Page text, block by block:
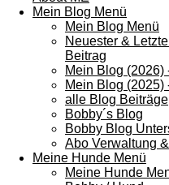
Mein Blog Menü
Mein Blog Menü
Neuester &
Beitrag
Mein Blog (2026)
Mein Blog (2025)
alle Blog Beiträge
Bobby´s Blog
Bobby Blog
Abo Verwaltung
Meine Hunde Menü
Meine Hunde